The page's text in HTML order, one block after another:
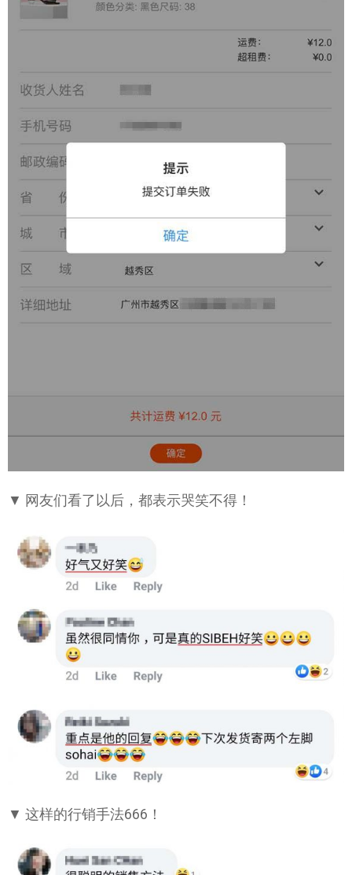
▼ 网友们看了以后，都表示哭笑不得！
▼ 这样的行销手法666！